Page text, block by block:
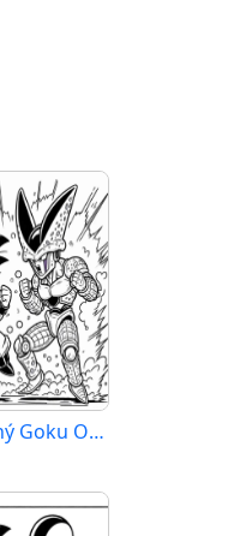
Tisknutelný Goku Obrázek